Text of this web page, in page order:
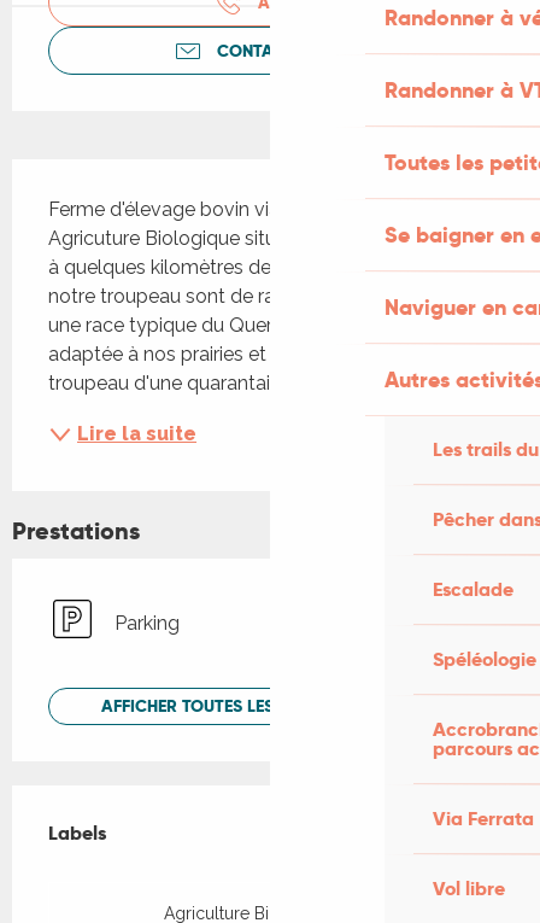
Randonner à
Randonner à
Toutes les
Se baigner en
Naviguer en
Autres
Les trails
Pêcher
Escalade
Spéléologie
parcours
Via Ferrata
Vol libre
CONTACTEZ-NOUS
Ferme d'élevage bovin viande menée en
Agricuture Biologique située dans le Quercy blanc
à quelques kilomètres de Cahors. Les vaches de
notre troupeau sont de race blonde d'Aquitaine,
une race typique du Quercy blanc, parfaitement
adaptée à nos prairies et parcours. Notre
troupeau d'une quarantaine...
Lire la suite
Prestations
Parking
AFFICHER TOUTES LES PRESTATIONS
Labels
Labels
Agriculture Biologique (AB)